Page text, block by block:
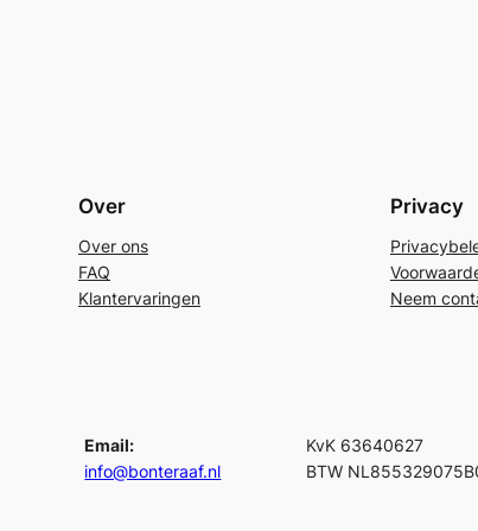
Over
Over ons
FAQ
Klantervaringen
Privacy
Neem
Email:
info@bonteraaf.nl
KvK 63640627
BTW